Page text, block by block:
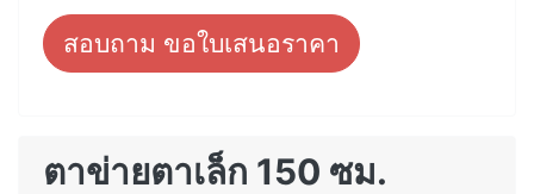
สอบถาม ขอใบเสนอราคา
ตาข่ายตาเล็ก 150 ซม.